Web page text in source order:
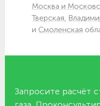
Москва и
Тверская,
и Смоленская
Запросите расчёт